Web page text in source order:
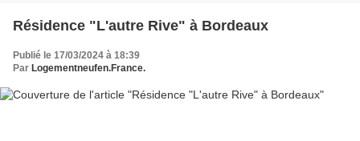
Résidence "L'autre Rive" à Bordeaux
Publié le 17/03/2024 à 18:39
Par Logementneufen.France.